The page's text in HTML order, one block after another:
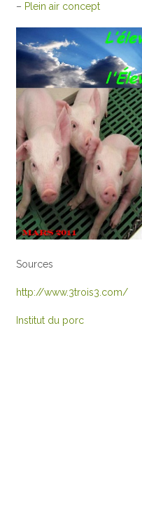
– Plein air concept
Sources
http://www.3trois3.com/
Institut du porc